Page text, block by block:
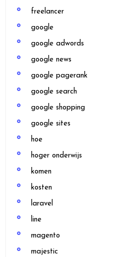
freelancer
google
google adwords
google news
google pagerank
google search
google shopping
google sites
hoe
hoger onderwijs
komen
kosten
laravel
line
magento
majestic